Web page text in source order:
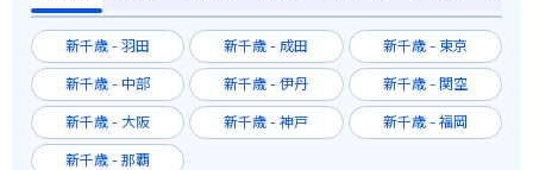
新千歳 - 羽田 新千歳 - 成田 新千歳 - 東京
新千歳 - 中部 新千歳 - 伊丹 新千歳 - 関空
新千歳 - 大阪 新千歳 - 神戸 新千歳 - 福岡
新千歳 - 那覇